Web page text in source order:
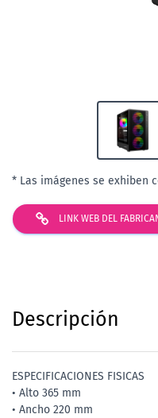
* Las imágenes se exhiben
LINK WEB DEL
Descripción
ESPECIFICACIONES FISICAS
• Alto 365 mm
• Ancho 220 mm